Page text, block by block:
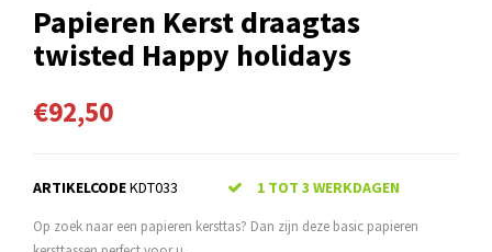
Papieren Kerst draagtas
twisted Happy holidays
€92,50
ARTIKELCODEKDT033 1 TOT 3 WERKDAGEN
Op zoek naar een papieren kersttas? Dan zijn deze basic papieren